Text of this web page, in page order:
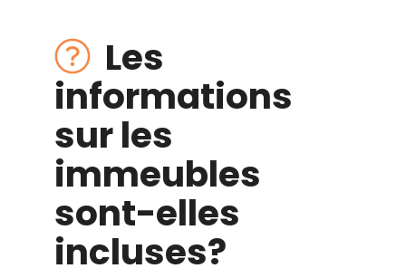
Les
informations
sur les
immeubles
sont-elles
incluses?